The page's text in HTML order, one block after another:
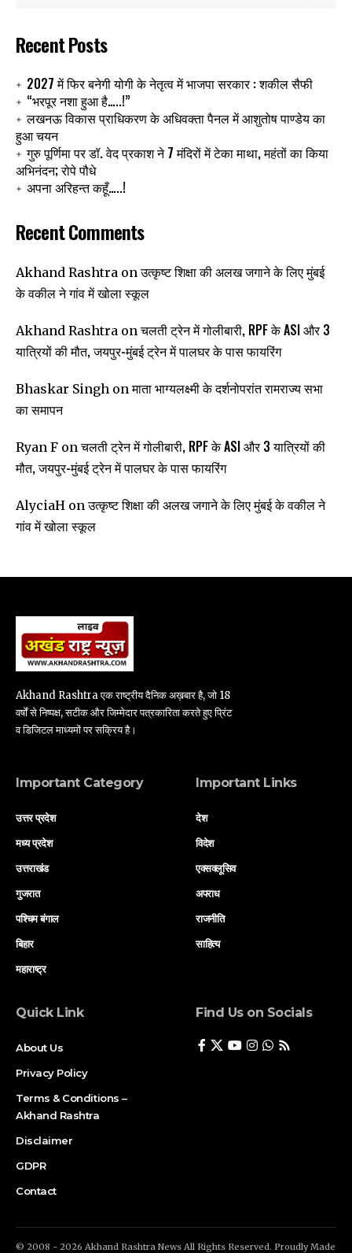
Recent Posts
2027 में फिर बनेगी योगी के नेतृत्व में भाजपा सरकार : शकील सैफी
“भरपूर नशा हुआ है…..!”
लखनऊ विकास प्राधिकरण के अधिवक्ता पैनल में आशुतोष पाण्डेय का
हुआ चयन
गुरु पूर्णिमा पर डॉ. वेद प्रकाश ने 7 मंदिरों में टेका माथा, महंतों का किया
अभिनंदन; रोपे पौधे
अपना अरिहन्त कहूँ…..!
Recent Comments
Akhand Rashtra onउत्कृष्ट शिक्षा की अलख जगाने के लिए मुंबई
के वकील ने गांव में खोला स्कूल
Akhand Rashtra onचलती ट्रेन में गोलीबारी, RPF के ASI और 3
यात्रियों की मौत, जयपुर-मुंबई ट्रेन में पालघर के पास फायरिंग
Bhaskar Singh onमाता भाग्यलक्ष्मी के दर्शनोपरांत रामराज्य सभा
का समापन
Ryan F onचलती ट्रेन में गोलीबारी, RPF के ASI और 3 यात्रियों की
मौत, जयपुर-मुंबई ट्रेन में पालघर के पास फायरिंग
AlyciaH onउत्कृष्ट शिक्षा की अलख जगाने के लिए मुंबई के वकील ने
गांव में खोला स्कूल
Akhand Rashtra एक राष्ट्रीय दैनिक अख़बार है, जो 18
वर्षों से निष्पक्ष, सटीक और जिम्मेदार पत्रकारिता करते हुए प्रिंट
व डिजिटल माध्यमों पर सक्रिय है।
Important Category
उत्तर प्रदेश
मध्य प्रदेश
उत्तराखंड
गुजरात
पश्चिम बंगाल
बिहार
महाराष्ट्र
Important Links
देश
विदेश
एक्सक्लूसिव
अपराध
राजनीति
साहित्य
Quick Link
About Us
Privacy Policy
Terms & Conditions –
Akhand Rashtra
Disclaimer
GDPR
Contact
Find Us on Socials
© 2008 - 2026 Akhand Rashtra News All Rights Reserved. Proudly Made